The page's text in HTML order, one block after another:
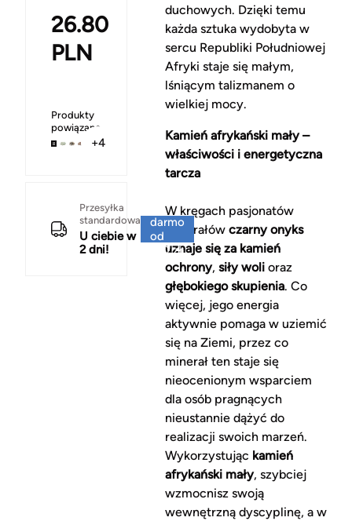
26.80
PLN
Produkty
powiązane
+4
Przesyłka
standardowa
U ciebie w
2 dni!
darmo
od
150 zł
duchowych. Dzięki temu
każda sztuka wydobyta w
sercu Republiki Południowej
Afryki staje się małym,
lśniącym talizmanem o
wielkiej mocy.
Kamień afrykański mały –
właściwości i energetyczna
tarcza
W kręgach pasjonatów
minerałów czarny onyks
uznaje się za kamień
ochrony, siły wolioraz
głębokiego skupienia. Co
więcej, jego energia
aktywnie pomaga w uziemić
się na Ziemi, przez co
minerał ten staje się
nieocenionym wsparciem
dla osób pragnących
nieustannie dążyć do
realizacji swoich marzeń.
Wykorzystując kamień
afrykański mały, szybciej
wzmocnisz swoją
wewnętrzną dyscyplinę, a w